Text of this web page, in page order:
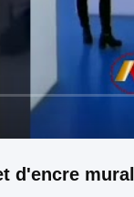
d'encre